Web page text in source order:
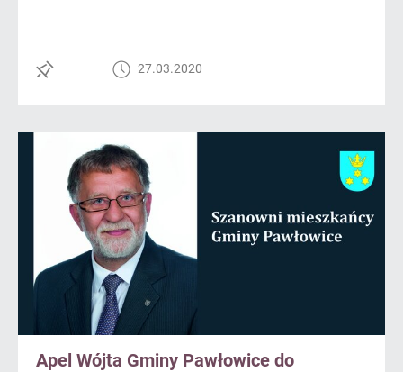
27.03.2020
Apel Wójta Gminy Pawłowice do